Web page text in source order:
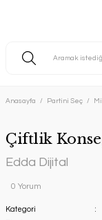
Anasayfa Partini Seç
Çiftlik
Edda Dijital
0 Yorum
Kategori